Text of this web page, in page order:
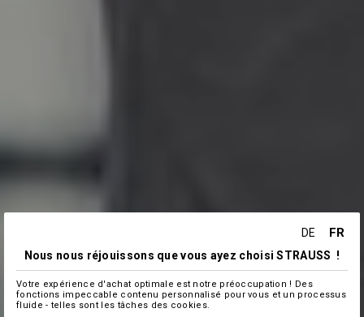
DE FR
Nous nous réjouissons que vous ayez choisi STRAUSS !
Votre expérience d'achat optimale est notre préoccupation ! Des
fonctions impeccable contenu personnalisé pour vous et un processus
fluide - telles sont les tâches des cookies.